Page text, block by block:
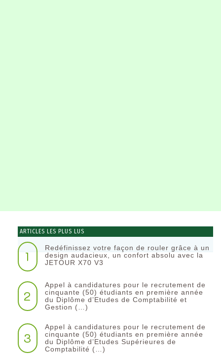
ARTICLES LES PLUS LUS
1
Redéfinissez votre façon de rouler grâce à un
design audacieux, un confort absolu avec la
JETOUR X70 V3
2
Appel à candidatures pour le recrutement de
cinquante (50) étudiants en première année
du Diplôme d’Etudes de Comptabilité et
Gestion (…)
3
Appel à candidatures pour le recrutement de
cinquante (50) étudiants en première année
du Diplôme d’Etudes Supérieures de
Comptabilité (…)